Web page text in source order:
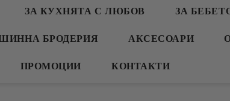
ЗА КУХНЯТА С ЛЮБОВ ЗА
БРОДЕРИЯ АКСЕСОАРИ
ПРОМОЦИИ КОНТАКТИ